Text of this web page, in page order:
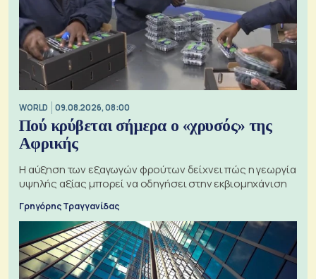
WORLD 09.08.2026, 08:00
Πού κρύβεται σήμερα ο «χρυσός» της
Αφρικής
Η αύξηση των εξαγωγών φρούτων δείχνει πώς η γεωργία
υψηλής αξίας μπορεί να οδηγήσει στην εκβιομηχάνιση
Γρηγόρης Τραγγανίδας